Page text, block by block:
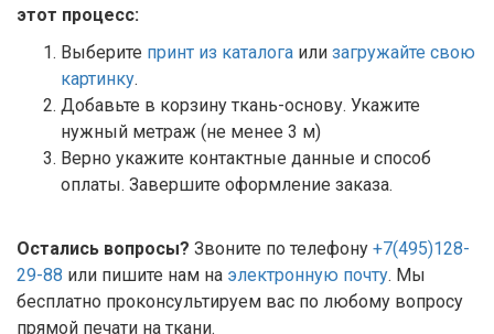
этот процесс:
Выберите принт из каталога или загружайте свою
картинку.
Добавьте в корзину ткань-основу. Укажите
нужный метраж (не менее 3 м)
Верно укажите контактные данные и способ
оплаты. Завершите оформление заказа.
Остались вопросы? Звоните по телефону +7(495)128-
29-88 или пишите нам на электронную почту. Мы
бесплатно проконсультируем вас по любому вопросу
прямой печати на ткани.